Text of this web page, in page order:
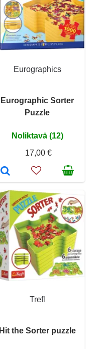
Eurographics
Eurographic Sorter
Puzzle
Noliktavā (12)
17,00 €
Trefl
Hit the Sorter puzzle